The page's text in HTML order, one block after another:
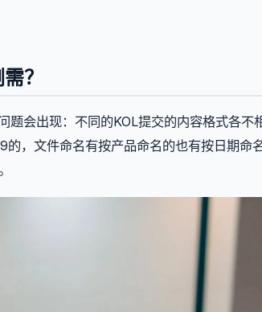
？
题会出现：不同的KOL提交的内容格式各不
，文件命名有按产品命名的也有按日期命名